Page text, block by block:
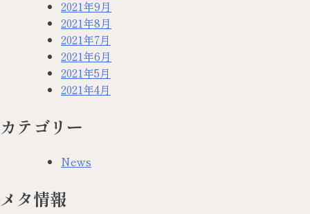
2021年9月
2021年8月
2021年7月
2021年6月
2021年5月
2021年4月
カテゴリー
News
メタ情報